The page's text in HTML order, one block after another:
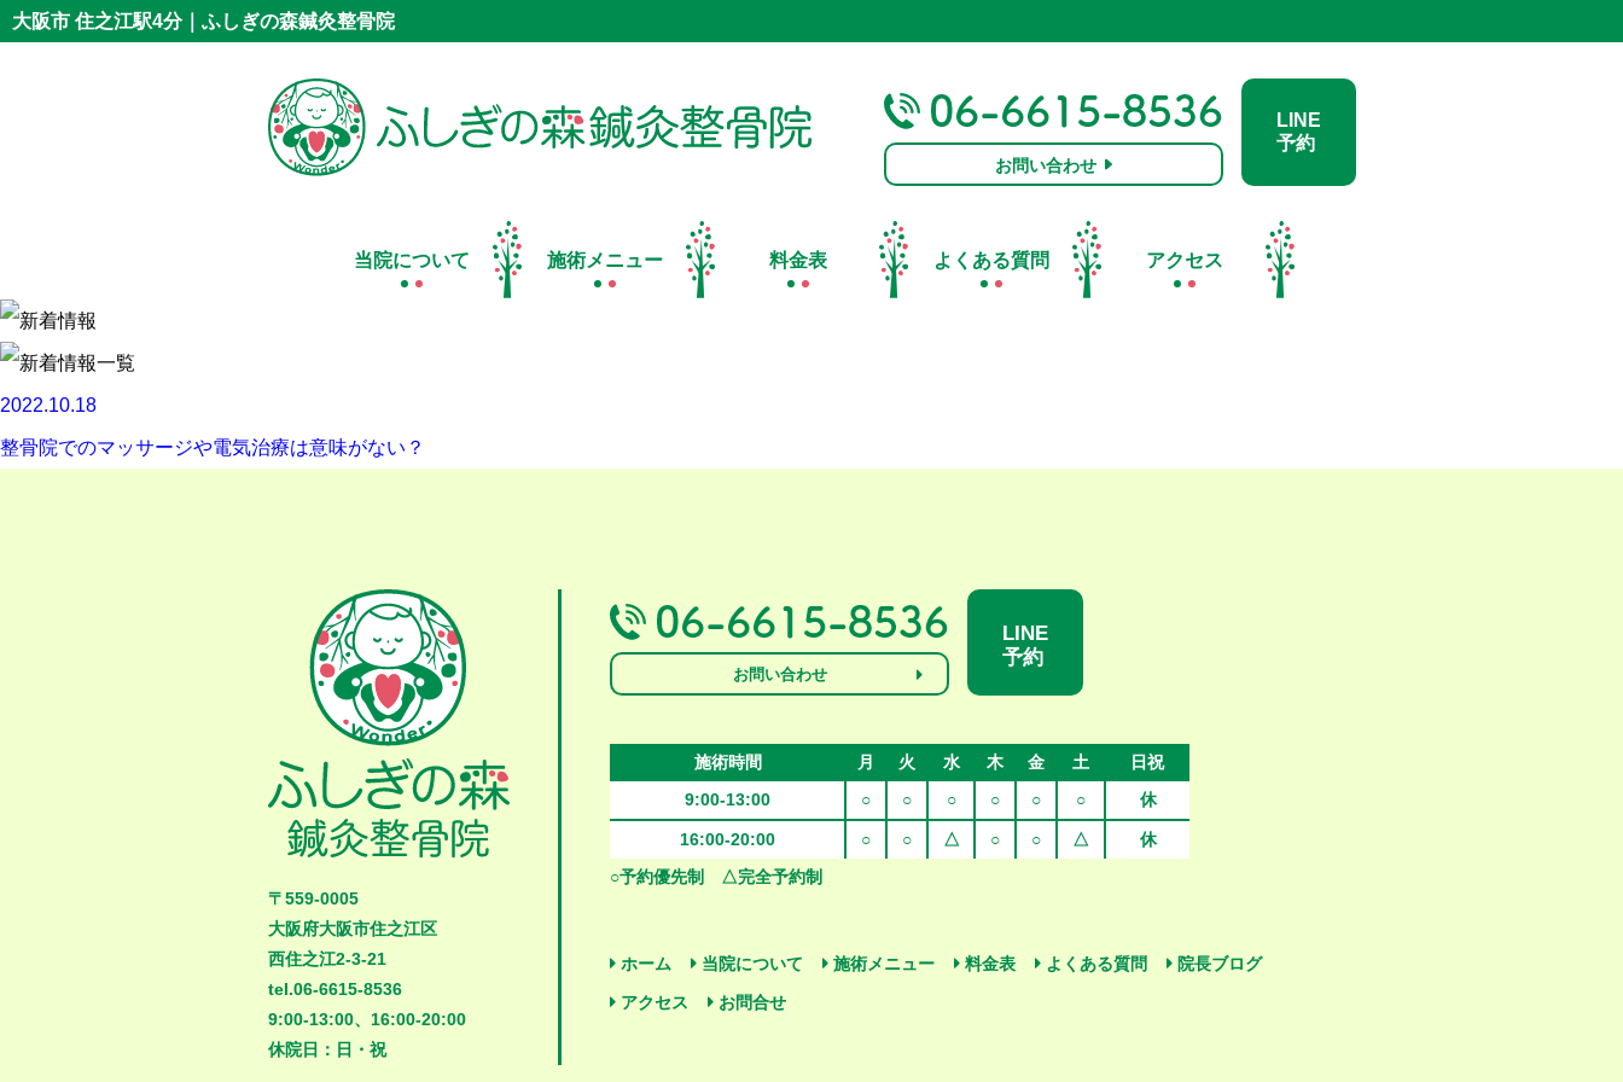
大阪市 住之江駅4分｜ふしぎの森鍼灸整骨院
お問い合わせ
LINE
予約
当院について 施術メニュー 料金表 よくある質問 アクセス
2022.10.18
整骨院でのマッサージや電気治療は意味がない？
〒559-0005
大阪府大阪市住之江区
西住之江2-3-21
tel.06-6615-8536
9:00-13:00、16:00-20:00
休院日：日・祝
お問い合わせ
LINE
予約
施術時間 月 火 水 木 金 土
日祝
9:00-13:00
○ ○ ○ ○ ○ ○ 休
16:00-20:00 ○ ○ △ ○ ○ △
休
○予約優先制
△完全予約制
ホーム 当院について 施術メニュー 料金表 よくある質問
院長ブログ
アクセス
お問合せ